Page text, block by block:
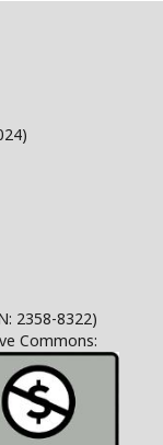
2358-8322)
Commons: